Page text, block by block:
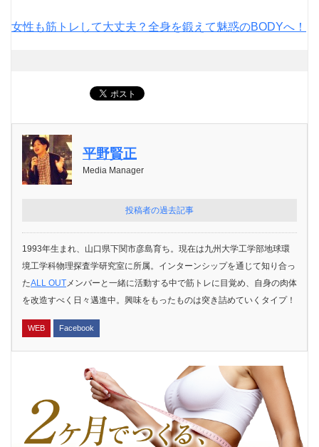
女性も筋トレして大丈夫？全身を鍛えて魅惑のBODYへ！
平野賢正
Media Manager
投稿者の過去記事
1993年生まれ、山口県下関市彦島育ち。現在は九州大学工学部地球環
境工学科物理探査学研究室に所属。インターンシップを通じて知り合っ
たALL OUTメンバーと一緒に活動する中で筋トレに目覚め、自身の肉体
を改造すべく日々邁進中。興味をもったものは突き詰めていくタイプ！
WEB Facebook